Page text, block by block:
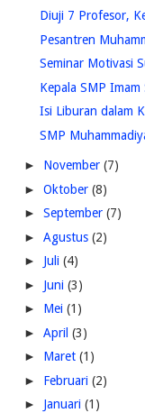
Diuji 7 Profesor,
Pesantren
Seminar Motivasi
Kepala SMP
Isi Liburan dalam
SMP
► November (7)
► Oktober (8)
► September (7)
► Agustus (2)
► Juli (4)
► Juni (3)
► Mei (1)
► April (3)
► Maret (1)
► Februari (2)
► Januari (1)